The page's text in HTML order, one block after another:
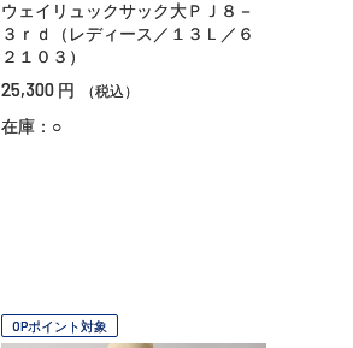
ウェイリュックサック大ＰＪ８－
３ｒｄ（レディース／１３Ｌ／６
２１０３）
25,300 円 （税込）
在庫：○
OPポイント対象